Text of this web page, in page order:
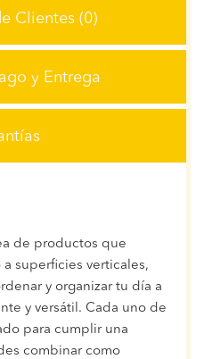
Clientes (0)
y Entrega
de productos que
superficies verticales,
y organizar tu día a
y versátil. Cada uno de
para cumplir una
combinar como